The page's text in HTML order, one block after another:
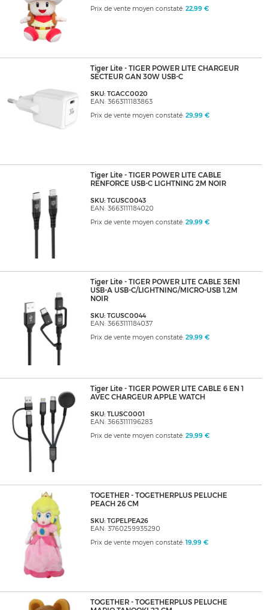
Prix de vente moyen constaté: 22,99 €
Tiger Lite - TIGER POWER LITE CHARGEUR
SECTEUR GAN 30W USB-C
SKU: TGACC0020
EAN: 3663111183863
Prix de vente moyen constaté: 29,99 €
Tiger Lite - TIGER POWER LITE CABLE
RENFORCE USB-C LIGHTNING 2M NOIR
SKU: TGUSC0043
EAN: 3663111184020
Prix de vente moyen constaté: 29,99 €
Tiger Lite - TIGER POWER LITE CABLE 3EN1
USB-A USB-C/LIGHTNING/MICRO-USB 1,2M
NOIR
SKU: TGUSC0044
EAN: 3663111184037
Prix de vente moyen constaté: 29,99 €
Tiger Lite - TIGER POWER LITE CABLE 6 EN 1
AVEC CHARGEUR APPLE WATCH
SKU: TLUSC0001
EAN: 3663111196283
Prix de vente moyen constaté: 29,99 €
TOGETHER - TOGETHERPLUS PELUCHE
PEACH 26 CM
SKU: TGPELPEA26
EAN: 3760259935290
Prix de vente moyen constaté: 19,99 €
TOGETHER - TOGETHERPLUS PELUCHE